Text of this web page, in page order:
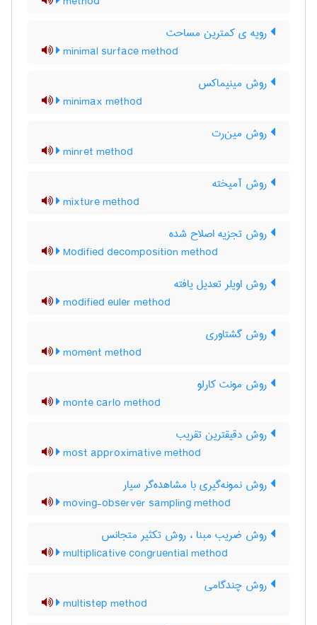
رویه ی کمترین مساحت
minimal surface method
روش مینیماکس
minimax method
روش مین‌رت
minret method
روش آمیخته
mixture method
روش تجزیه اصلاح شده
Modified decomposition method
روش اویلر تعدیل یافته
modified euler method
روش گشتاوری
moment method
روش مونت کارلو
monte carlo method
روش دقیقترین تقریب
most approximative method
روش نمونه‌گیری با مشاهده‌گر سیار
moving-observer sampling method
روش ضریب مبنا ، روش تکثیر متجانس
multiplicative congruential method
روش چندگامی
multistep method